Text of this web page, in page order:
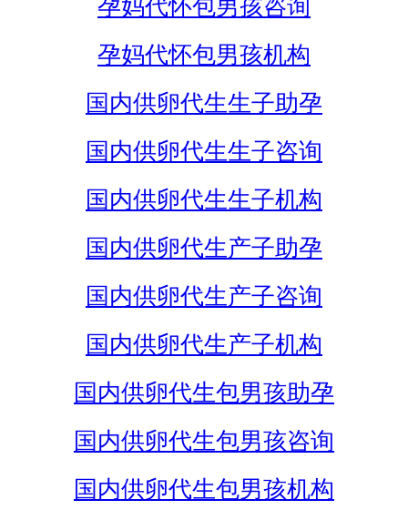
孕妈代怀包男孩咨询
孕妈代怀包男孩机构
国内供卵代生生子助孕
国内供卵代生生子咨询
国内供卵代生生子机构
国内供卵代生产子助孕
国内供卵代生产子咨询
国内供卵代生产子机构
国内供卵代生包男孩助孕
国内供卵代生包男孩咨询
国内供卵代生包男孩机构